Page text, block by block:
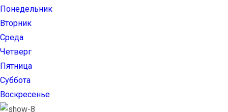
Понедельник
Вторник
Среда
Четверг
Пятница
Суббота
Воскресенье